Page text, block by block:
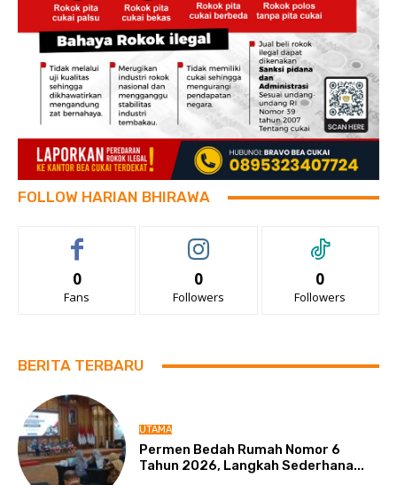
FOLLOW HARIAN BHIRAWA
0
Fans
0
Followers
0
Followers
BERITA TERBARU
UTAMA
Permen Bedah Rumah Nomor 6
Tahun 2026, Langkah Sederhana...